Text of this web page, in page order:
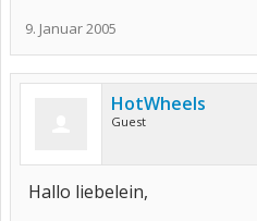
9. Januar 2005
HotWheels
Guest
Hallo liebelein,